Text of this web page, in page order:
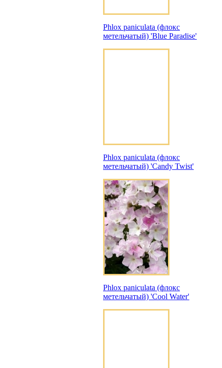
Phlox paniculata (флокс
метельчатый) 'Blue Paradise'
Phlox paniculata (флокс
метельчатый) 'Candy Twist'
Phlox paniculata (флокс
метельчатый) 'Cool Water'